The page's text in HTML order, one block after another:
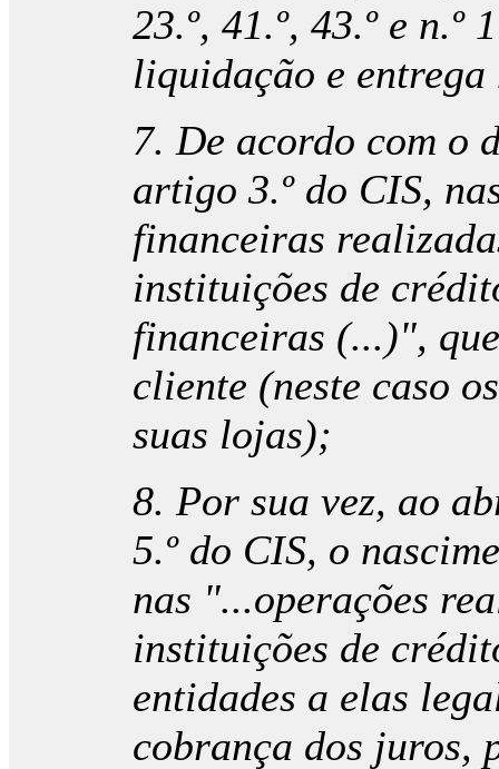
23.º, 41.º, 43.º e n.º
liquidação e
7. De acordo com o
artigo 3.º do CIS,
financeiras
instituições de
financeiras (...)",
cliente (neste caso
suas lojas);
8. Por sua vez, ao
5.º do CIS, o
nas "...operações
instituições de
entidades a elas
cobrança dos juros,